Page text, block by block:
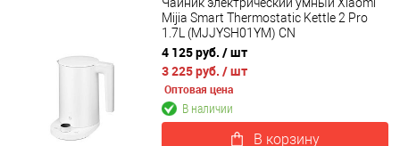
Чайник электрический умный Xiaomi
Mijia Smart Thermostatic Kettle 2 Pro
1.7L (MJJYSH01YM) CN
4 125 руб. / шт
3 225 руб. / шт
Оптовая цена
В наличии
В корзину